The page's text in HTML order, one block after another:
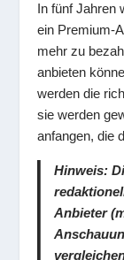
In fünf Jahren
ein Premium-
mehr zu
anbieten
werden die
sie werden
anfangen, die
Hinweis:
Anbieter